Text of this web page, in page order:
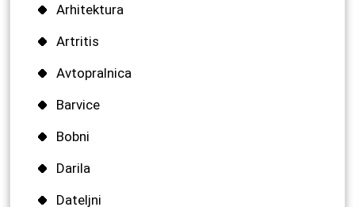
Arhitektura
Artritis
Avtopralnica
Barvice
Bobni
Darila
Dateljni